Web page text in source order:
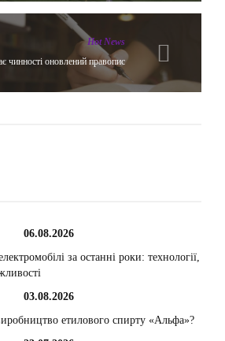
Hot News
чинності оновлений правопис
06.08.2026
за останні роки: технології,
03.08.2026
етилового спирту «Альфа»?